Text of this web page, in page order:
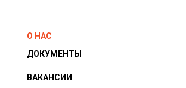
О НАС
ДОКУМЕНТЫ
ВАКАНСИИ